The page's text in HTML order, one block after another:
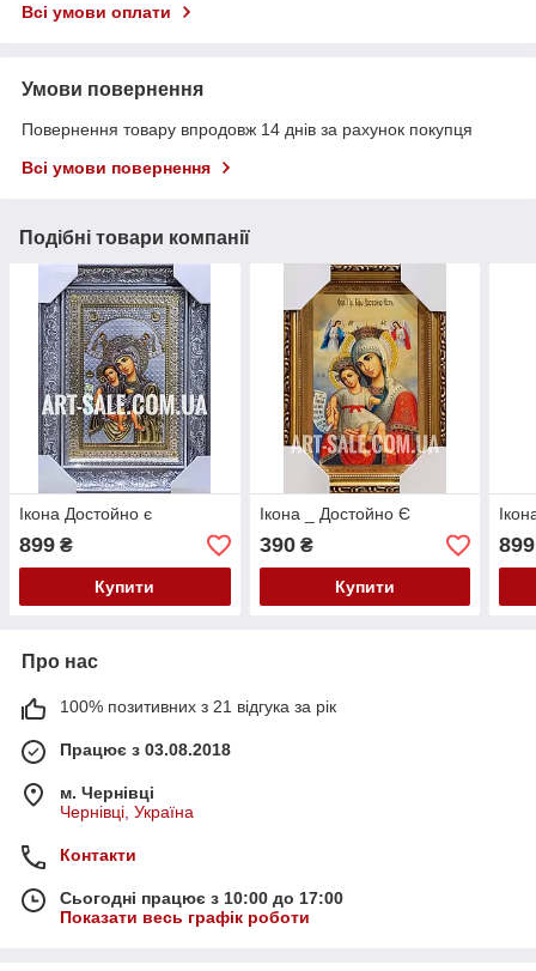
Всі умови оплати
Умови повернення
Повернення товару впродовж 14 днів за рахунок покупця
Всі умови повернення
Подібні товари компанії
Ікона Достойно є
899 ₴
Купити
Ікона _ Достойно Є
390₴
Купити
899
Про нас
100% позитивних з 21 відгука за рік
Працює з 03.08.2018
м. Чернівці
Чернівці, Україна
Контакти
Сьогодні працює з 10:00 до 17:00
Показати весь графік роботи